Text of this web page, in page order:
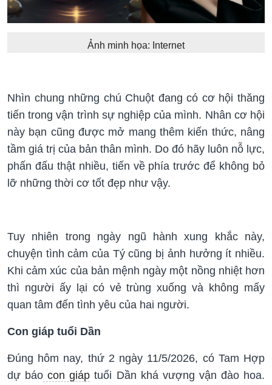
Ảnh minh họa: Internet
Nhìn chung những chú Chuột đang có cơ hội thăng
tiến trong vận trình sự nghiệp của mình. Nhân cơ hội
này bạn cũng được mở mang thêm kiến thức, nâng
tầm giá trị của bản thân mình. Do đó hãy luôn nỗ lực,
phấn đấu thật nhiều, tiến về phía trước để không bỏ
lỡ những thời cơ tốt đẹp như vậy.
Tuy nhiên trong ngày ngũ hành xung khắc này,
chuyện tình cảm của Tý cũng bị ảnh hưởng ít nhiều.
Khi cảm xúc của bản mệnh ngày một nồng nhiệt hơn
thì người ấy lại có vẻ trùng xuống và không mấy
quan tâm đến tình yêu của hai người.
Con giáp tuổi Dần
Đúng hôm nay, thứ 2 ngày 11/5/2026, có Tam Hợp
dự báo con giáp tuổi Dần khá vượng vận đào hoa.